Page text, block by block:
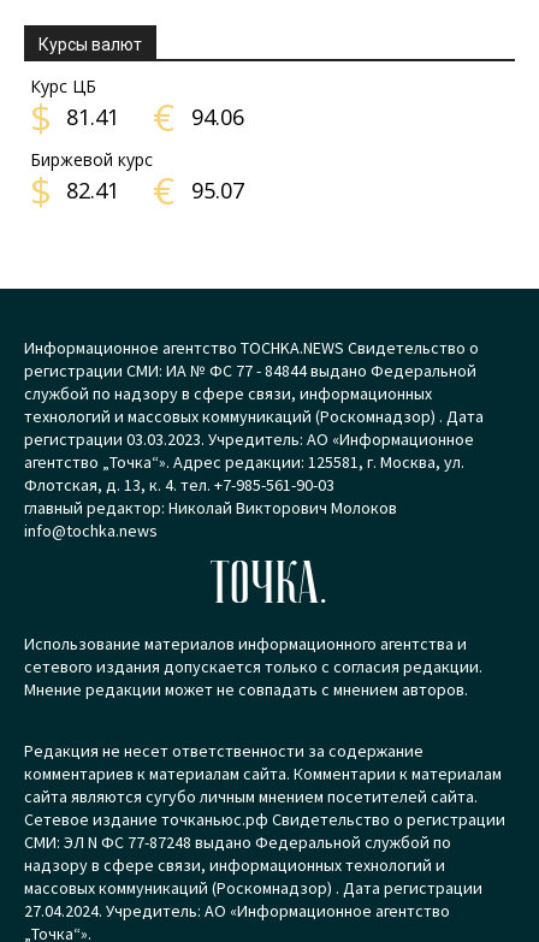
Курсы валют
Курс ЦБ
$ 81.41 € 94.06
Биржевой курс
$ 82.41 € 95.07
Информационное агентство TOCHKA.NEWS Свидетельство о
регистрации СМИ: ИА № ФС 77 - 84844 выдано Федеральной
службой по надзору в сфере связи, информационных
технологий и массовых коммуникаций (Роскомнадзор) . Дата
регистрации 03.03.2023. Учредитель: АО «Информационное
агентство „Точка“». Адрес редакции: 125581, г. Москва, ул.
Флотская, д. 13, к. 4. тел. +7-985-561-90-03
главный редактор: Николай Викторович Молоков
info@tochka.news
ТОЧКА.
Использование материалов информационного агентства и
сетевого издания допускается только с согласия редакции.
Мнение редакции может не совпадать с мнением авторов.
Редакция не несет ответственности за содержание
комментариев к материалам сайта. Комментарии к материалам
сайта являются сугубо личным мнением посетителей сайта.
Сетевое издание точканьюс.рф Свидетельство о регистрации
СМИ: ЭЛ N ФС 77-87248 выдано Федеральной службой по
надзору в сфере связи, информационных технологий и
массовых коммуникаций (Роскомнадзор) . Дата регистрации
27.04.2024. Учредитель: АО «Информационное агентство
„Точка“».